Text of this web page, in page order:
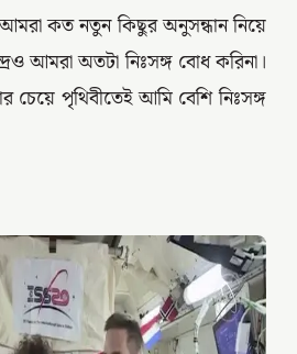
কত নতুন কিছুর অনুসন্ধান নিয়ে
আমরা অতটা নিঃসঙ্গ বোধ করিনা।
পৃথিবীতেই আমি বেশি নিঃসঙ্গ